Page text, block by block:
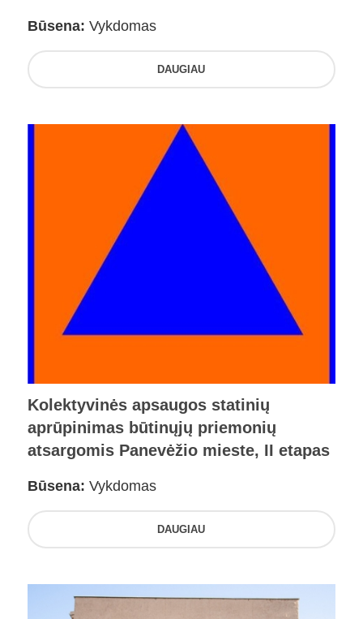
Būsena: Vykdomas
DAUGIAU
Kolektyvinės apsaugos statinių
aprūpinimas būtinųjų priemonių
atsargomis Panevėžio mieste, II etapas
Būsena: Vykdomas
DAUGIAU